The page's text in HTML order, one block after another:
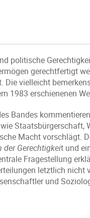
politische
gerechtfertigt
Die vielleicht
1983 erschienenen
Bandes
Staatsbürgerschaft,
Macht vorschlägt.
der Gerechtigkeit und
Fragestellung
letztlich nicht
und